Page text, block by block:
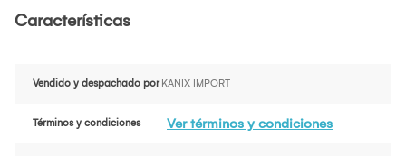
Características
Vendido y despachado por KANIX IMPORT
Términos y condiciones Ver términos y condiciones